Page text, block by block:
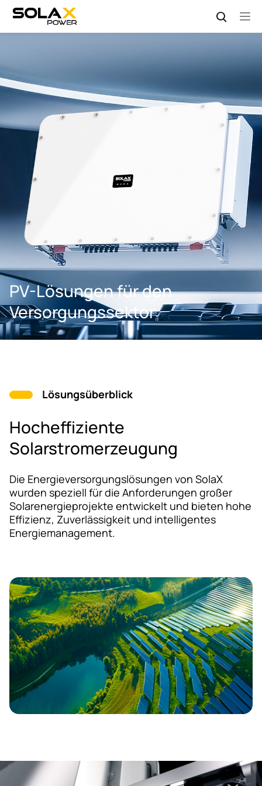
PV-Lösungen für den
Versorgungssektor
Lösungsüberblick
Hocheffiziente
Solarstromerzeugung
Die Energieversorgungslösungen von SolaX
wurden speziell für die Anforderungen großer
Solarenergieprojekte entwickelt und bieten hohe
Effizienz, Zuverlässigkeit und intelligentes
Energiemanagement.